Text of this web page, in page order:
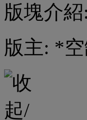
版塊介
版主: *